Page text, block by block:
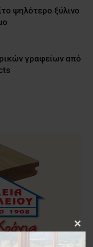
ψηλότερο ξύλινο
γραφείων από